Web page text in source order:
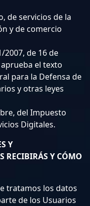
de servicios de la
y de comercio
2007, de 16 de
el texto
para la Defensa de
y otras leyes
del Impuesto
Digitales.
Y
RECIBIRÁS Y CÓMO
tratamos los datos
de los Usuarios